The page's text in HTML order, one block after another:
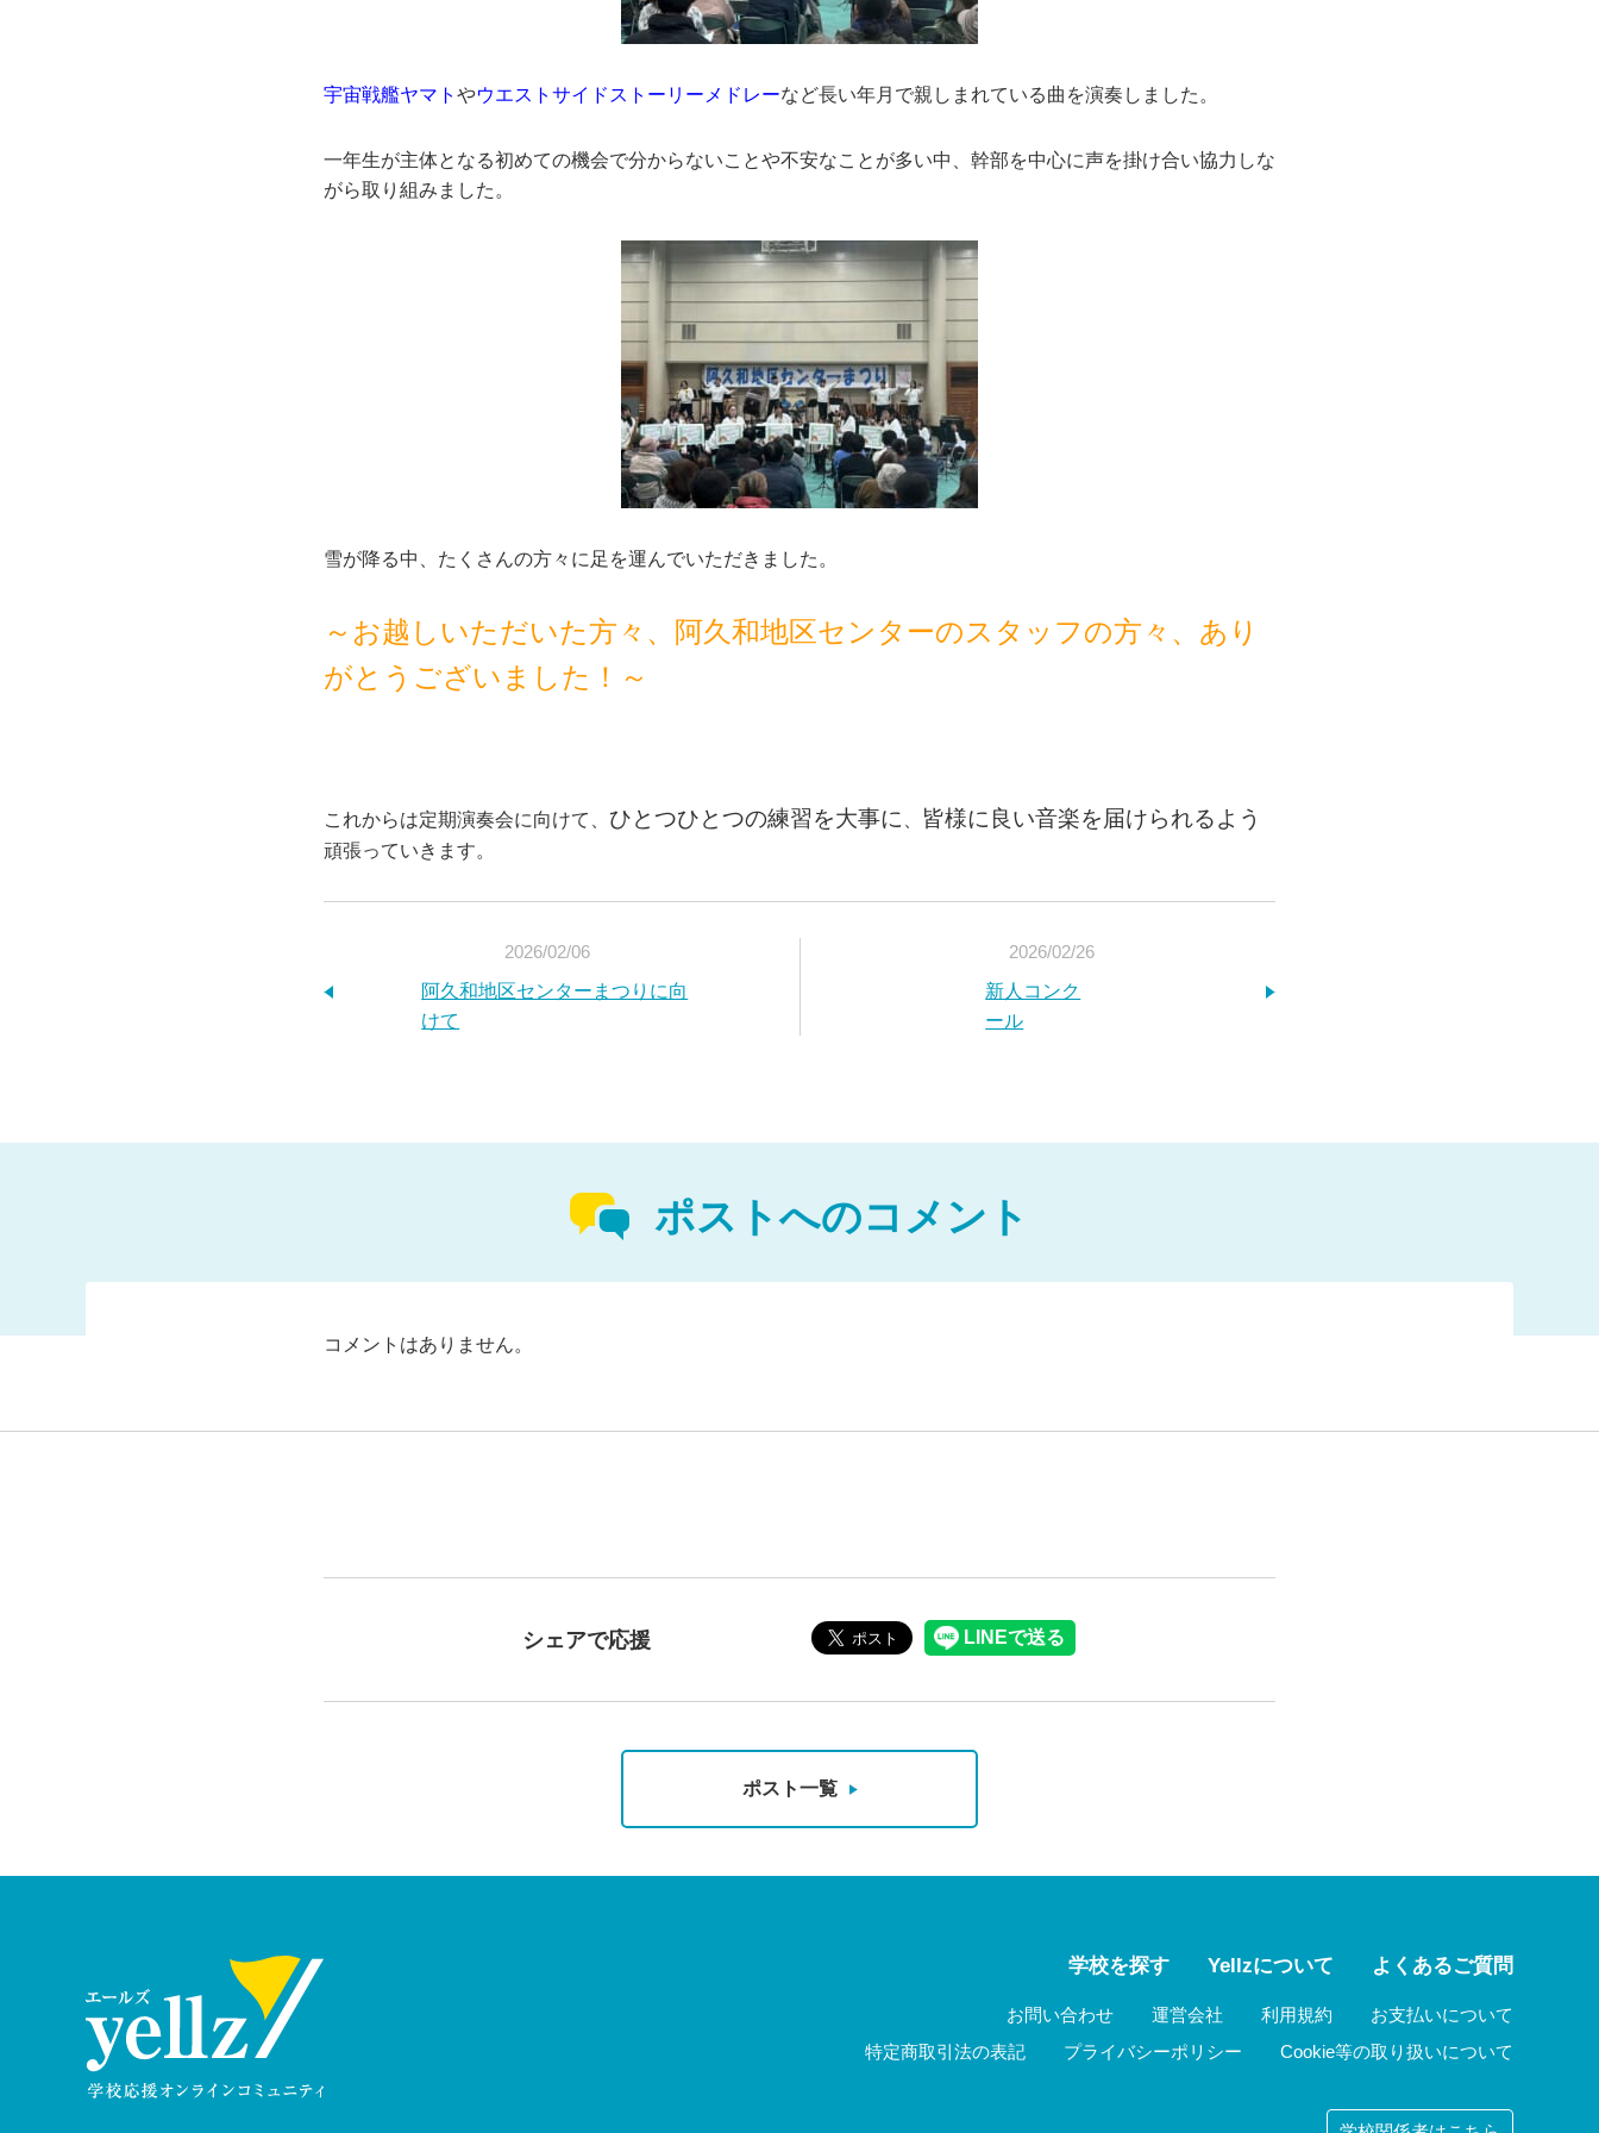
宇宙戦艦ヤマト やウエストサイドストーリーメドレーなど長い年月で親しまれている曲を演奏しました。
一年生が主体となる初めての機会で分からないことや不安なことが多い中、幹部を中心に声を掛け合い協力しな
がら取り組みました。
雪が降る中、たくさんの方々に足を運んでいただきました。
～お越しいただいた方々、阿久和地区センターのスタッフの方々、 あり
がとうございました！～
これからは定期演奏会に向けて、 ひとつひとつの練習を大事に 皆様に良い音楽を届けられるよう
頑張っていきます。
2026/02/06
阿久和地区センターまつりに向
けて
2026/02/26
新人コンク
ール
ポストへのコメント
コメントはありません。
シェアで応援
ポスト一覧
学校を探す Yellzについて よくあるご質問
お問い合わせ 運営会社 利用規約
お支払いについて
特定商取引法の表記
プライバシーポリシー Cookie等の取り扱いについて